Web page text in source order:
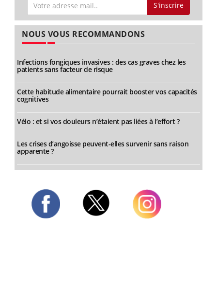
S'inscrire
NOUS VOUS RECOMMANDONS
Infections fongiques invasives : des cas graves chez les
patients sans facteur de risque
Cette habitude alimentaire pourrait booster vos capacités
cognitives
Vélo : et si vos douleurs n’étaient pas liées à l’effort ?
Les crises d’angoisse peuvent-elles survenir sans raison
apparente ?